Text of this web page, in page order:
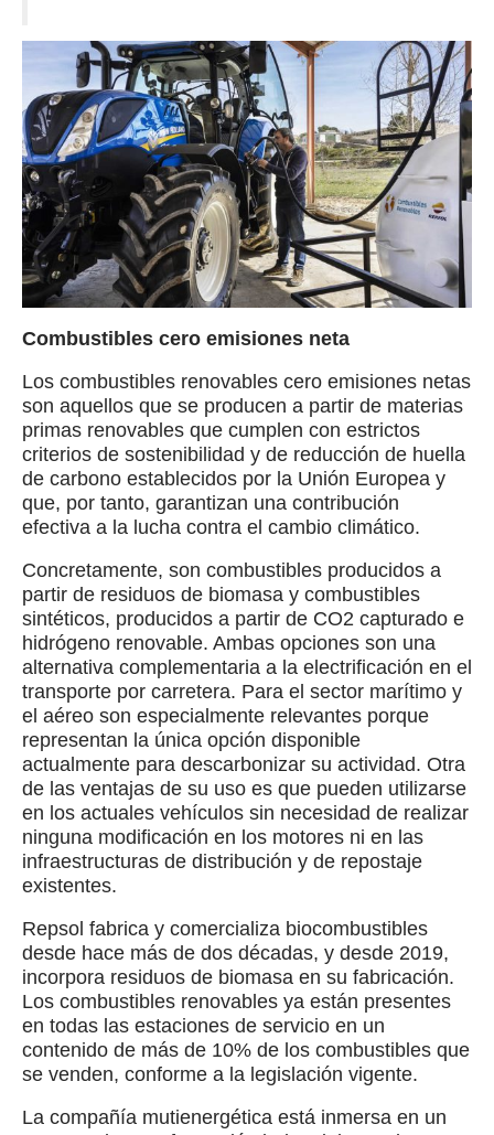
Combustibles cero emisiones neta
Los combustibles renovables cero emisiones netas
son aquellos que se producen a partir de materias
primas renovables que cumplen con estrictos
criterios de sostenibilidad y de reducción de huella
de carbono establecidos por la Unión Europea y
que, por tanto, garantizan una contribución
efectiva a la lucha contra el cambio climático.
Concretamente, son combustibles producidos a
partir de residuos de biomasa y combustibles
sintéticos, producidos a partir de CO2 capturado e
hidrógeno renovable. Ambas opciones son una
alternativa complementaria a la electrificación en el
transporte por carretera. Para el sector marítimo y
el aéreo son especialmente relevantes porque
representan la única opción disponible
actualmente para descarbonizar su actividad. Otra
de las ventajas de su uso es que pueden utilizarse
en los actuales vehículos sin necesidad de realizar
ninguna modificación en los motores ni en las
infraestructuras de distribución y de repostaje
existentes.
Repsol fabrica y comercializa biocombustibles
desde hace más de dos décadas, y desde 2019,
incorpora residuos de biomasa en su fabricación.
Los combustibles renovables ya están presentes
en todas las estaciones de servicio en un
contenido de más de 10% de los combustibles que
se venden, conforme a la legislación vigente.
La compañía mutienergética está inmersa en un